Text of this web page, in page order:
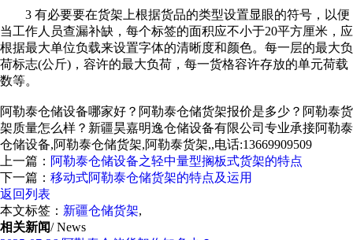
3 有必要要在货架上根据货品的类型设置显眼的符号，以便
当工作人员查漏补缺，每个标签的面积应不小于20平方厘米，应
根据最大单位负载来设置字体的清晰度和颜色。每一层的最大负
荷标志(公斤)，容许的最大负荷，每一货格容许存放的单元荷载
数等。
阿勒泰仓储设备哪家好？阿勒泰仓储货架报价是多少？阿勒泰货
架质量怎么样？新疆昊嘉明逸仓储设备有限公司专业承接阿勒泰
仓储设备,阿勒泰仓储货架,阿勒泰货架,,电话:13669909509
上一篇： 阿勒泰仓储设备之轻中量型搁板式货架的特点
下一篇： 移动式阿勒泰仓储货架的特点及运用
返回列表
本文标签： 新疆仓储货架,
相关新闻/ News